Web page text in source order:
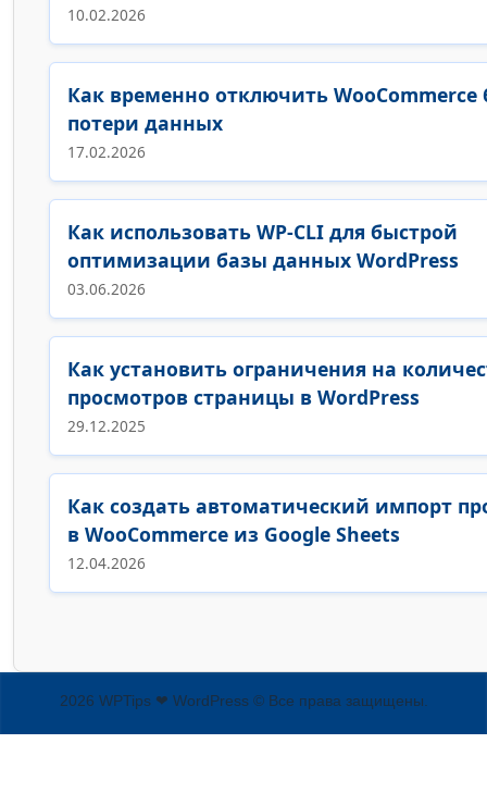
10.02.2026
Как временно отключить WooCommerce
потери данных
17.02.2026
Как использовать WP-CLI для быстрой
оптимизации базы данных WordPress
03.06.2026
Как установить ограничения на
просмотров страницы в WordPress
29.12.2025
Как создать автоматический импорт
в WooCommerce из Google Sheets
12.04.2026
2026 WPTips ❤ WordPress © Все права защищены.